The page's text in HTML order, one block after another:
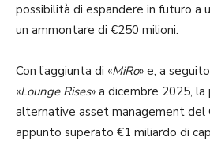
possibilità di espandere in futuro a
un ammontare di €250 milioni.
Con l’aggiunta di «MiRo» e, a
«Lounge Rises» a dicembre 2025,
alternative asset management del
appunto superato €1 miliardo di